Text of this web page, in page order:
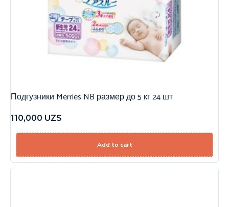
Подгузники Merries NB размер до 5 кг 24 шт
110,000 UZS
Add to cart